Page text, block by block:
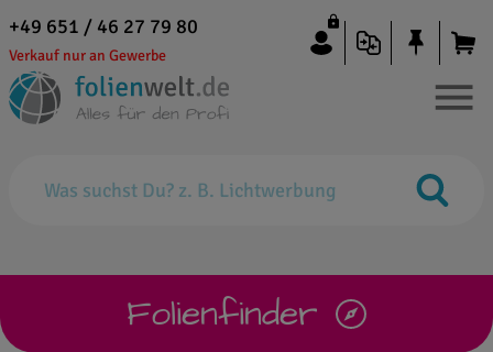
+49 651 / 46 27 79 80
Verkauf nur an Gewerbe
Folienfinder